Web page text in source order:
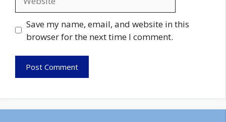
Save my name, email, and website in this
browser for the next time I comment.